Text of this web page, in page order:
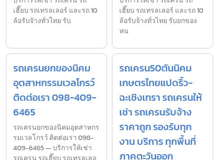
เฮี๊ยบ รถเทรลเลอร์ และรถ 10
ล้อรับจ้างทั่วไทย รับ
เฮี๊ยบ รถเทรลเลอร์ และรถ 10
ล้อรับจ้างทั่วไทย รับยกของ
หน
รถเครนยกของนิคม
อุตสาหกรรมเวลโกรว์
ติดต่อเรา 098-409-
6465
รถเครนยกของนิคมอุตสาหกร
รมเวลโกรว์ ติดต่อเรา 098-
409-6465 — บริการให้เช่า
รถเครน50ตันนิคม
เกษตรไทยแปดริ้ว-
ฉะเชิงเทรา รถเครนให้
เช่า รถเครนรับจ้าง
ราคาถูก รองรับทุก
งาน บริการ ทุกพื้นที่
ภาคตะวันออก